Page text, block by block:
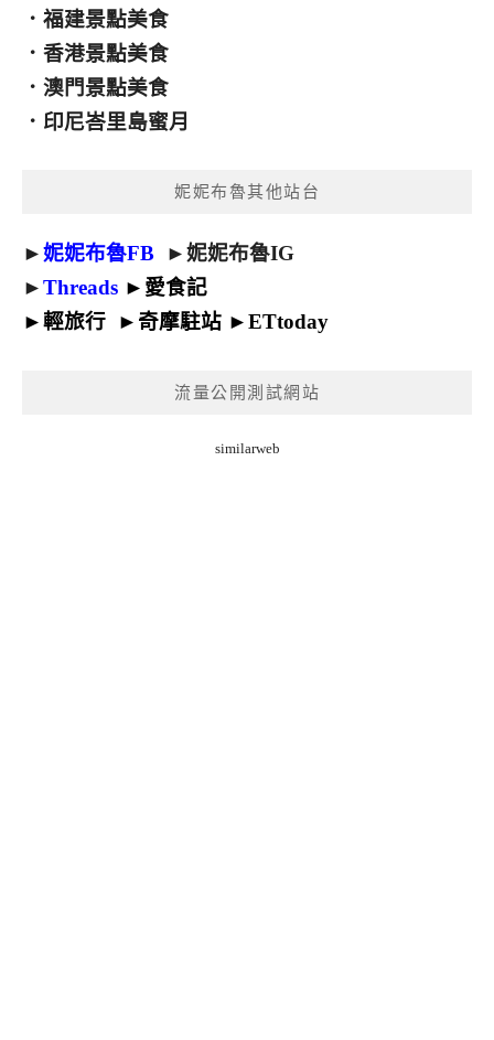
． 福建景點美食
． 香港景點美食
． 澳門景點美食
． 印尼峇里島蜜月
妮妮布魯其他站台
►妮妮布魯FB ►妮妮布魯IG
►Threads ► 愛食記
►輕旅行 ► 奇摩駐站 ►ETtoday
流量公開測試網站
similarweb